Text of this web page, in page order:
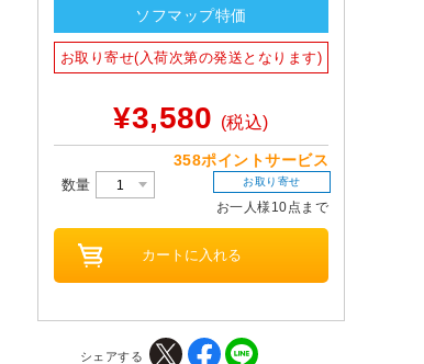
ソフマップ特価
お取り寄せ(入荷次第の発送となります)
¥3,580 (税込)
358ポイントサービス
数量 お取り寄せ
お一人様10点まで
シェアする